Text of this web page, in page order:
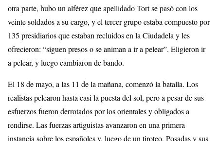
otra parte, hubo un alférez que apellidado Tort se pasó con los
veinte soldados a su cargo, y el tercer grupo estaba compuesto por
135 presidiarios que estaban recluidos en la Ciudadela y les
ofrecieron: “siguen presos o se animan a ir a pelear”. Eligieron ir
a pelear, y luego cambiaron de bando.
El 18 de mayo, a las 11 de la mañana, comenzó la batalla. Los
realistas pelearon hasta casi la puesta del sol, pero a pesar de sus
esfuerzos fueron derrotados por los orientales y obligados a
rendirse. Las fuerzas artiguistas avanzaron en una primera
instancia sobre los españoles y, luego de un tiroteo, Posadas y sus